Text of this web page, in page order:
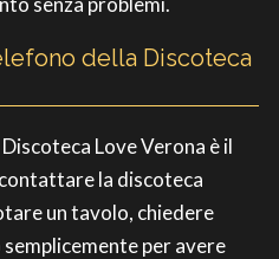
della Discoteca
Love Verona è il
la discoteca
un tavolo, chiedere
per avere